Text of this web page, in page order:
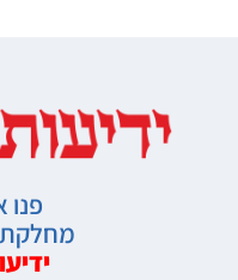
פנו
מחלקת